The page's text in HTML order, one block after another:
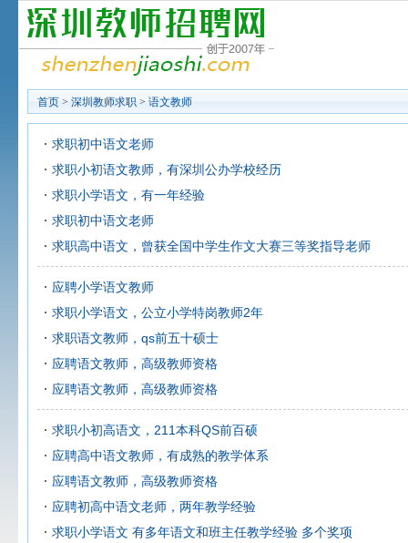
首页 > 深圳教师求职 > 语文教师
求职初中语文老师
求职小初语文教师，有深圳公办学校经历
求职小学语文，有一年经验
求职初中语文老师
求职高中语文，曾获全国中学生作文大赛三等奖指导老师
应聘小学语文教师
求职小学语文，公立小学特岗教师2年
求职语文教师，qs前五十硕士
应聘语文教师，高级教师资格
应聘语文教师，高级教师资格
求职小初高语文，211本科QS前百硕
应聘高中语文教师，有成熟的教学体系
应聘语文教师，高级教师资格
应聘初高中语文老师，两年教学经验
求职小学语文 有多年语文和班主任教学经验 多个奖项